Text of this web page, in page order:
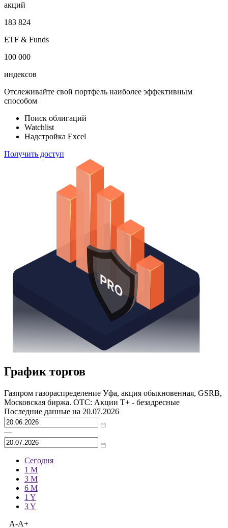
облигаций
100 000
акций
183 824
ETF & Funds
100 000
Отслеживайте свой портфель наиболее эффективным
способом
Поиск облигаций
Надстройка Excel
Получить доступ
График торгов
Газпром газораспределение Уфа, акция обыкновенная, GSRB,
Московская биржа. OTC: Акции T+ - безадресные
Последние данные на20.07.2026
Сегодня
1 M
6 M